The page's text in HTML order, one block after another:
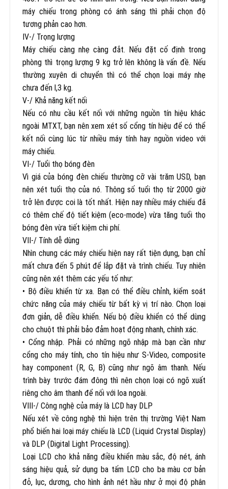
máy chiếu trong phòng có ánh sáng thì phải chọn độ
tương phản cao hơn.
IV-/ Trọng lượng
Máy chiếu càng nhẹ càng đắt. Nếu đặt cố định trong
phòng thì trọng lượng 9 kg trở lên không là vấn đề. Nếu
thường xuyên di chuyển thì có thể chọn loại máy nhẹ
chưa đến l,3 kg.
V-/ Khả năng kết nối
Nếu có nhu cầu kết nối với những nguồn tín hiệu khác
ngoài MTXT, bạn nên xem xét số cổng tín hiệu để có thể
kết nối cùng lúc từ nhiều máy tính hay nguồn video với
máy chiếu.
VI-/ Tuổi thọ bóng đèn
Vì giá của bóng đèn chiếu thường cỡ vài trăm USD, bạn
nên xét tuổi thọ của nó. Thông số tuổi thọ từ 2000 giờ
trở lên được coi là tốt nhất. Hiện nay nhiều máy chiếu đã
có thêm chế độ tiết kiệm (eco-mode) vừa tăng tuổi thọ
bóng đèn vừa tiết kiệm chi phí.
VII-/ Tính dễ dùng
Nhìn chung các máy chiếu hiện nay rất tiện dụng, bạn chỉ
mất chưa đến 5 phút để lắp đặt và trình chiếu. Tuy nhiên
cũng nên xét thêm các yếu tố như:
• Bộ điều khiển từ xa. Bạn có thể điều chỉnh, kiểm soát
chức năng của máy chiếu từ bất kỳ vị trí nào. Chọn loại
đơn giản, dễ điều khiển. Nếu bộ điều khiển có thể dùng
cho chuột thì phải bảo đảm hoạt động nhanh, chính xác.
• Cổng nhập. Phải có những ngõ nhập mà bạn cần như
cổng cho máy tính, cho tín hiệu như S-Video, composite
hay component (R, G, B) cũng như ngõ âm thanh. Nếu
trình bày trước đám đông thì nên chọn loại có ngõ xuất
riêng cho âm thanh để nối với loa ngoài.
VIII-/ Công nghệ của máy là LCD hay DLP
Nếu xét về công nghệ thì hiện trên thị trường Việt Nam
phổ biến hai loại máy chiếu là LCD (Liquid Crystal Display)
và DLP (Digital Light Processing).
Loại LCD cho khả năng điều khiển màu sắc, độ nét, ánh
sáng hiệu quả, sử dụng ba tấm LCD cho ba màu cơ bản
đỏ, lục, dương, cho hình ảnh nét hầu như ở mọi độ phân